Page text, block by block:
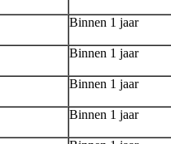
Binnen 1 jaar
Binnen 1 jaar
Binnen 1 jaar
Binnen 1 jaar